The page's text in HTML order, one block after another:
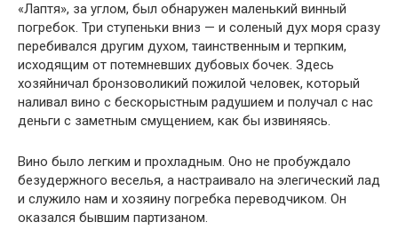
«Лаптя», за углом, был обнаружен маленький винный
погребок. Три ступеньки вниз — и соленый дух моря сразу
перебивался другим духом, таинственным и терпким,
исходящим от потемневших дубовых бочек. Здесь
хозяйничал бронзоволикий пожилой человек, который
наливал вино с бескорыстным радушием и получал с нас
деньги с заметным смущением, как бы извиняясь.
Вино было легким и прохладным. Оно не пробуждало
безудержного веселья, а настраивало на элегический лад
и служило нам и хозяину погребка переводчиком. Он
оказался бывшим партизаном.